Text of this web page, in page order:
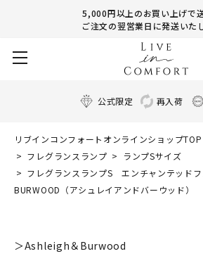
5,000円以上のお買い上げで
ご注文の翌営業日に発送いた
公式限定 再入荷
リブインコンフォートオンラインショップTOP
フレグランスランプ
ランプSサイズ
フレグランスランプS エンチャンテッド
BURWOOD（アシュレイアンドバーウッド）
＞Ashleigh＆Burwood